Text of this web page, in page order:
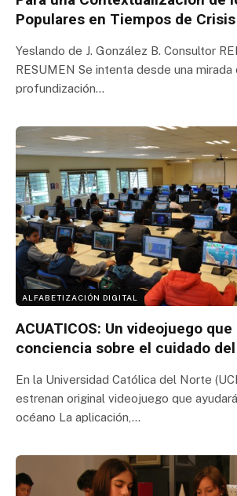
Populares en Tiempos de Crisis
Yeslando de J. González B. Consultor
RESUMEN Se intenta desde una mirada
profundización…
ALFABETIZACIÓN DIGITAL
ACUATICOS: Un videojuego
conciencia sobre el cuidado
En la Universidad Católica del Norte
estrenan original videojuego que
océano La aplicación,…